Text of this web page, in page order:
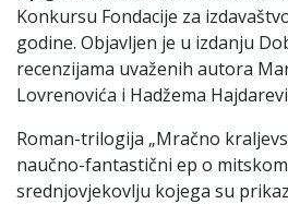
Konkursu Fondacije za
godine. Objavljen je u izdanju
recenzijama uvaženih autora
Lovrenovića i Hadžema
Roman-trilogija „Mračno
naučno-fantastični ep o
srednjovjekovlju kojega su